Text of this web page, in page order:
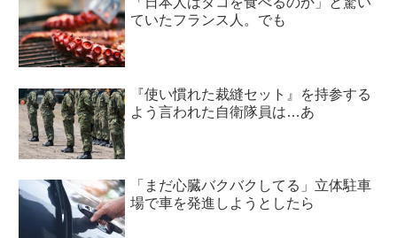
ていたフランス人。でも
『使い慣れた裁縫セット』を持参する
よう言われた自衛隊員は…あ
「まだ心臓バクバクしてる」立体駐車
場で車を発進しようとしたら